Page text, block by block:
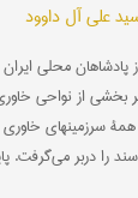
علی آل داوود
تا ۱۳۸۱ م بر بخشی از
سرزمینهای خاوری
را دربر می‌گرفت.